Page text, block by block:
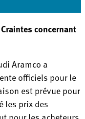
concernant
Aramco a
officiels pour le
est prévue pour
les prix des